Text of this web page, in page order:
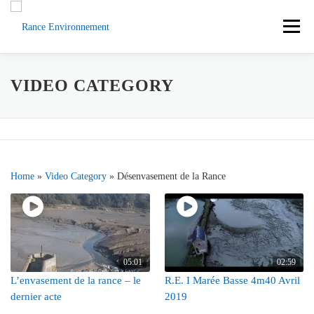
Menu
ACCUEIL ACTUS DOCUMENTS
SOUTENEZ-NOUS
VIDEO CATEGORY
Home » Video Category » Désenvasement de la Rance
05:01
L’envasement de la rance – le
dernier acte
02:59
R.E. I Marée Basse 4m40 Avril
2019